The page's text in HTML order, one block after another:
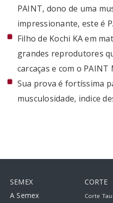
PAINT, dono de uma
impressionante, este é
Filho de Kochi KA em
grandes reprodutores
carcaças e com o
Sua prova é fortíssima
musculosidade, indice
SEMEX
A Semex
CORTE
Corte